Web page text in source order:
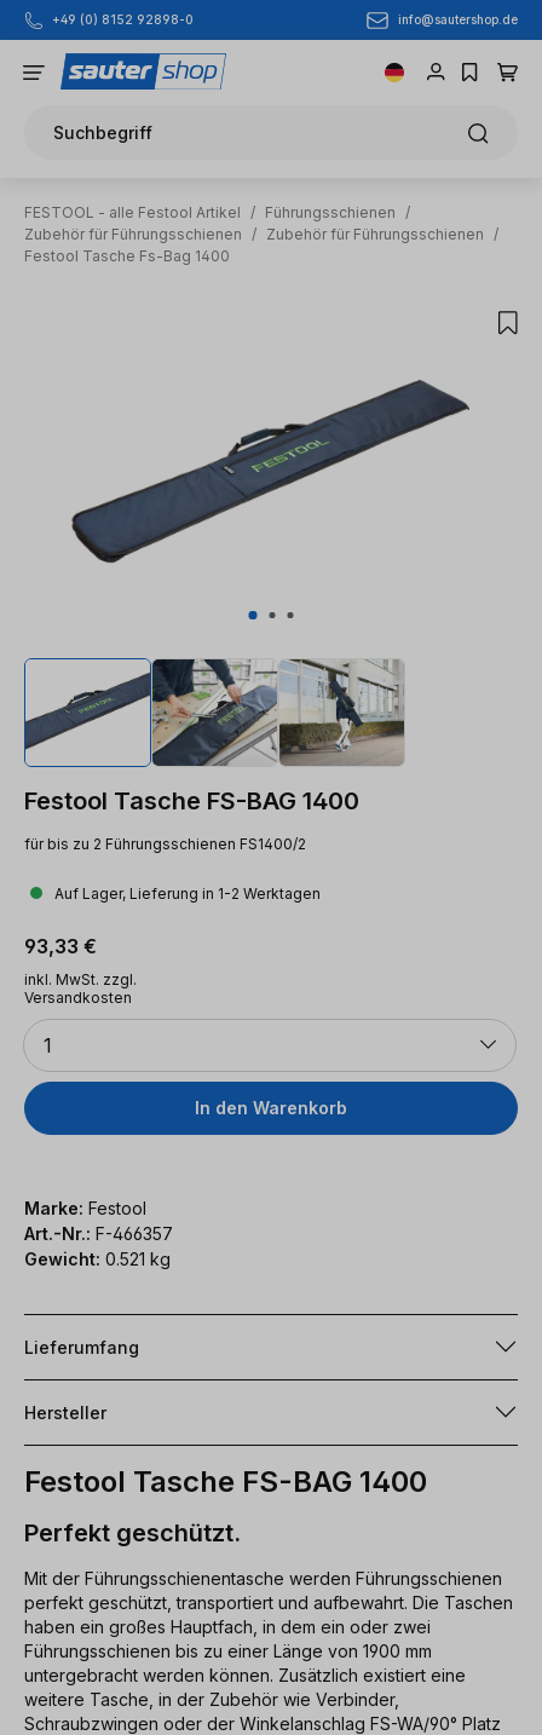
Zum Hauptinhalt springen
+49 (0) 8152 92898-0 info@sautershop.de
Suchbegriff
FESTOOL - alle Festool Artikel / Führungsschienen
/
Zubehör für Führungsschienen
/ Zubehör für Führungsschienen
/
Festool Tasche Fs-Bag 1400
Festool Tasche FS-BAG 1400
für bis zu 2 Führungsschienen FS1400/2
Auf Lager, Lieferung in 1-2 Werktagen
Regulärer Preis:
93,33 €
inkl. MwSt. zzgl.
Versandkosten
Anzahl
1
In den Warenkorb
Marke: Festool
Art.-Nr.: F-466357
Gewicht: 0.521 kg
Lieferumfang
Hersteller
Festool Tasche FS-BAG 1400
Perfekt geschützt.
Mit der Führungsschienentasche werden Führungsschienen
perfekt geschützt, transportiert und aufbewahrt. Die Taschen
haben ein großes Hauptfach, in dem ein oder zwei
Führungsschienen bis zu einer Länge von 1900 mm
untergebracht werden können. Zusätzlich existiert eine
weitere Tasche, in der Zubehör wie Verbinder,
Schraubzwingen oder der Winkelanschlag FS-WA/90° Platz